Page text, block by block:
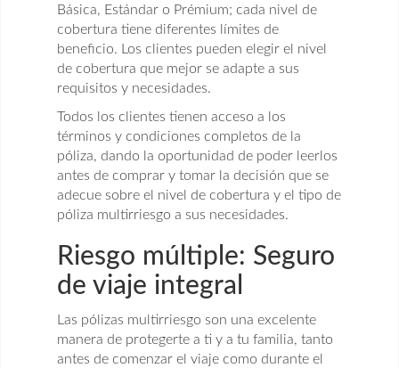
Básica, Estándar o Prémium; cada nivel de
cobertura tiene diferentes límites de
beneficio. Los clientes pueden elegir el nivel
de cobertura que mejor se adapte a sus
requisitos y necesidades.
Todos los clientes tienen acceso a los
términos y condiciones completos de la
póliza, dando la oportunidad de poder leerlos
antes de comprar y tomar la decisión que se
adecue sobre el nivel de cobertura y el tipo de
póliza multirriesgo a sus necesidades.
Riesgo múltiple: Seguro
de viaje integral
Las pólizas multirriesgo son una excelente
manera de protegerte a ti y a tu familia, tanto
antes de comenzar el viaje como durante el